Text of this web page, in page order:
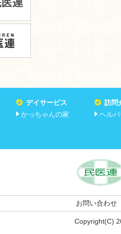
デイサービス
かっちゃんの家
訪問
ヘル
お問い合わせ
Copyright(C)